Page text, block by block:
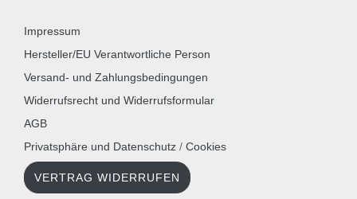
Impressum
Hersteller/EU Verantwortliche Person
Versand- und Zahlungsbedingungen
Widerrufsrecht und Widerrufsformular
AGB
Privatsphäre und Datenschutz / Cookies
VERTRAG WIDERRUFEN